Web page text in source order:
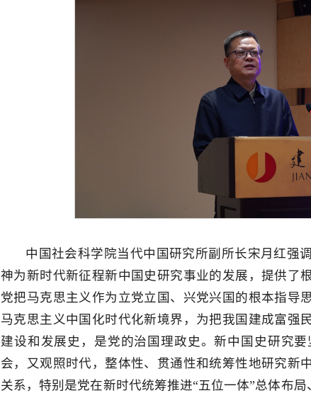
中国社会科学院当代中国研究所副所长宋月红强
神为新时代新征程新中国史研究事业的发展，提供了
党把马克思主义作为立党立国、兴党兴国的根本指导
马克思主义中国化时代化新境界，为把我国建成富强
建设和发展史，是党的治国理政史。新中国史研究
会，又观照时代，整体性、贯通性和统筹性地研究新
关系，特别是党在新时代统筹推进“五位一体”总体布